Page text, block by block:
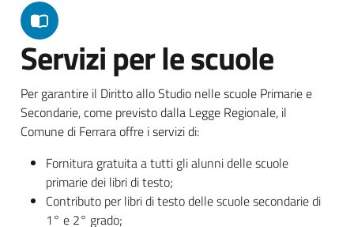
Servizi per le scuole
Per garantire il Diritto allo Studio nelle scuole Primarie e
Secondarie, come previsto dalla Legge Regionale, il
Comune di Ferrara offre i servizi di:
Fornitura gratuita a tutti gli alunni delle scuole
primarie dei libri di testo;
Contributo per libri di testo delle scuole secondarie di
1° e 2° grado;